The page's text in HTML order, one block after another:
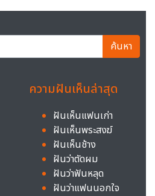
ค้นหา
ความฝันเห็นล่าสุด
ฝันเห็นแฟนเก่า
ฝันเห็นพระสงฆ์
ฝันเห็นช้าง
ฝันว่าตัดผม
ฝันว่าฟันหลุด
ฝันว่าแฟนนอกใจ